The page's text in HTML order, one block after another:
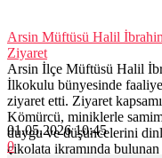
Arsin Müftüsü Halil
Ziyaret
Arsin İlçe Müftüsü Halil
İlkokulu bünyesinde
ziyaret etti. Ziyaret
Kömürcü, miniklerle
duygu ve düşüncelerini
çikolata ikramında
01.05.2026 10:45
0